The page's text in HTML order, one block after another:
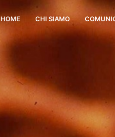
HOME CHI SIAMO